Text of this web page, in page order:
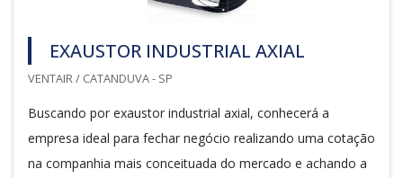
EXAUSTOR INDUSTRIAL AXIAL
VENTAIR / CATANDUVA - SP
Buscando por exaustor industrial axial, conhecerá a
empresa ideal para fechar negócio realizando uma cotação
na companhia mais conceituada do mercado e achando a